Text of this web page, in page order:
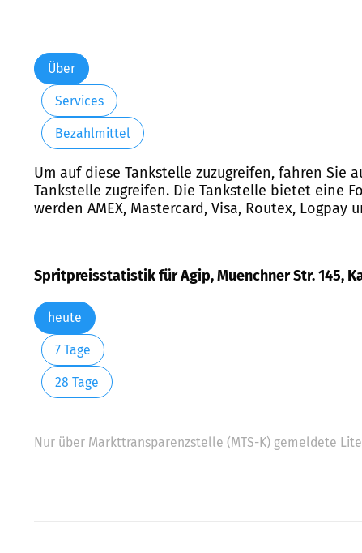
Über
Services
Bezahlmittel
Um auf diese Tankstelle zuzugreifen, fahren Sie
Tankstelle zugreifen. Die Tankstelle bietet eine
werden AMEX, Mastercard, Visa, Routex,
Spritpreisstatistik für Agip, Muenchner Str. 145,
heute
7 Tage
28 Tage
Nur über Markttransparenzstelle (MTS-K) gemeldete